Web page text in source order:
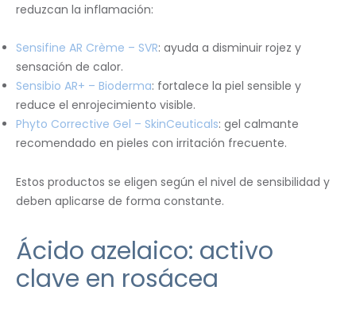
reduzcan la inflamación:
Sensifine AR Crème – SVR: ayuda a disminuir rojez y
sensación de calor.
Sensibio AR+ – Bioderma: fortalece la piel sensible y
reduce el enrojecimiento visible.
Phyto Corrective Gel – SkinCeuticals: gel calmante
recomendado en pieles con irritación frecuente.
Estos productos se eligen según el nivel de sensibilidad y
deben aplicarse de forma constante.
Ácido azelaico: activo
clave en rosácea